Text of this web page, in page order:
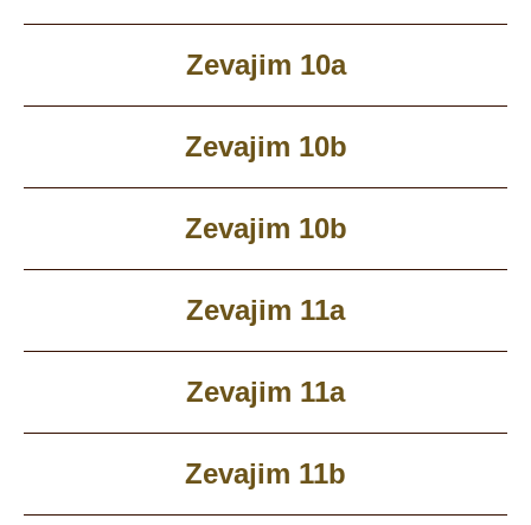
Zevajim 10a
Zevajim 10b
Zevajim 10b
Zevajim 11a
Zevajim 11a
Zevajim 11b